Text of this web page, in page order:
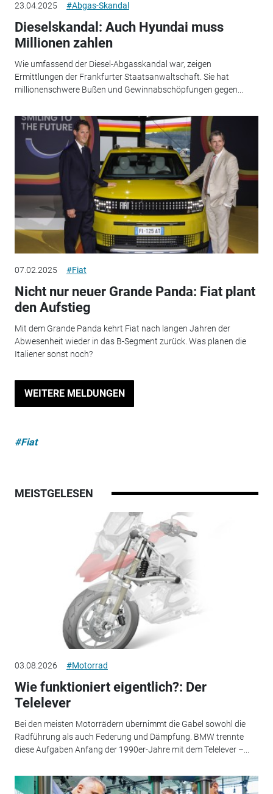
23.04.2025 #Abgas-Skandal
Dieselskandal: Auch Hyundai muss
Millionen zahlen
Wie umfassend der Diesel-Abgasskandal war, zeigen
Ermittlungen der Frankfurter Staatsanwaltschaft. Sie hat
millionenschwere Bußen und Gewinnabschöpfungen gegen...
07.02.2025 #Fiat
Nicht nur neuer Grande Panda: Fiat plant
den Aufstieg
Mit dem Grande Panda kehrt Fiat nach langen Jahren der
Abwesenheit wieder in das B-Segment zurück. Was planen die
Italiener sonst noch?
WEITERE MELDUNGEN
#Fiat
MEISTGELESEN
03.08.2026 #Motorrad
Wie funktioniert eigentlich?: Der
Telelever
Bei den meisten Motorrädern übernimmt die Gabel sowohl die
Radführung als auch Federung und Dämpfung. BMW trennte
diese Aufgaben Anfang der 1990er-Jahre mit dem Telelever –...